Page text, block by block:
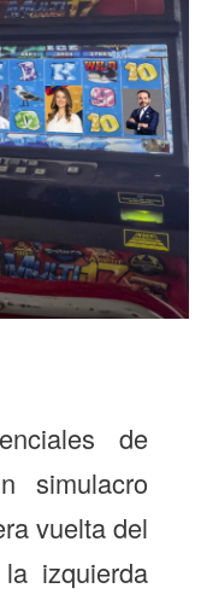
de
simulacro
vuelta del
izquierda